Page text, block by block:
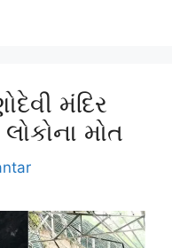
મંદિર
મોત